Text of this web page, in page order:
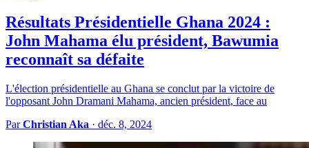
Résultats Présidentielle Ghana 2024 :
John Mahama élu président, Bawumia
reconnaît sa défaite
L'élection présidentielle au Ghana se conclut par la victoire de
l'opposant John Dramani Mahama, ancien président, face au
ParChristian Aka · déc. 8, 2024